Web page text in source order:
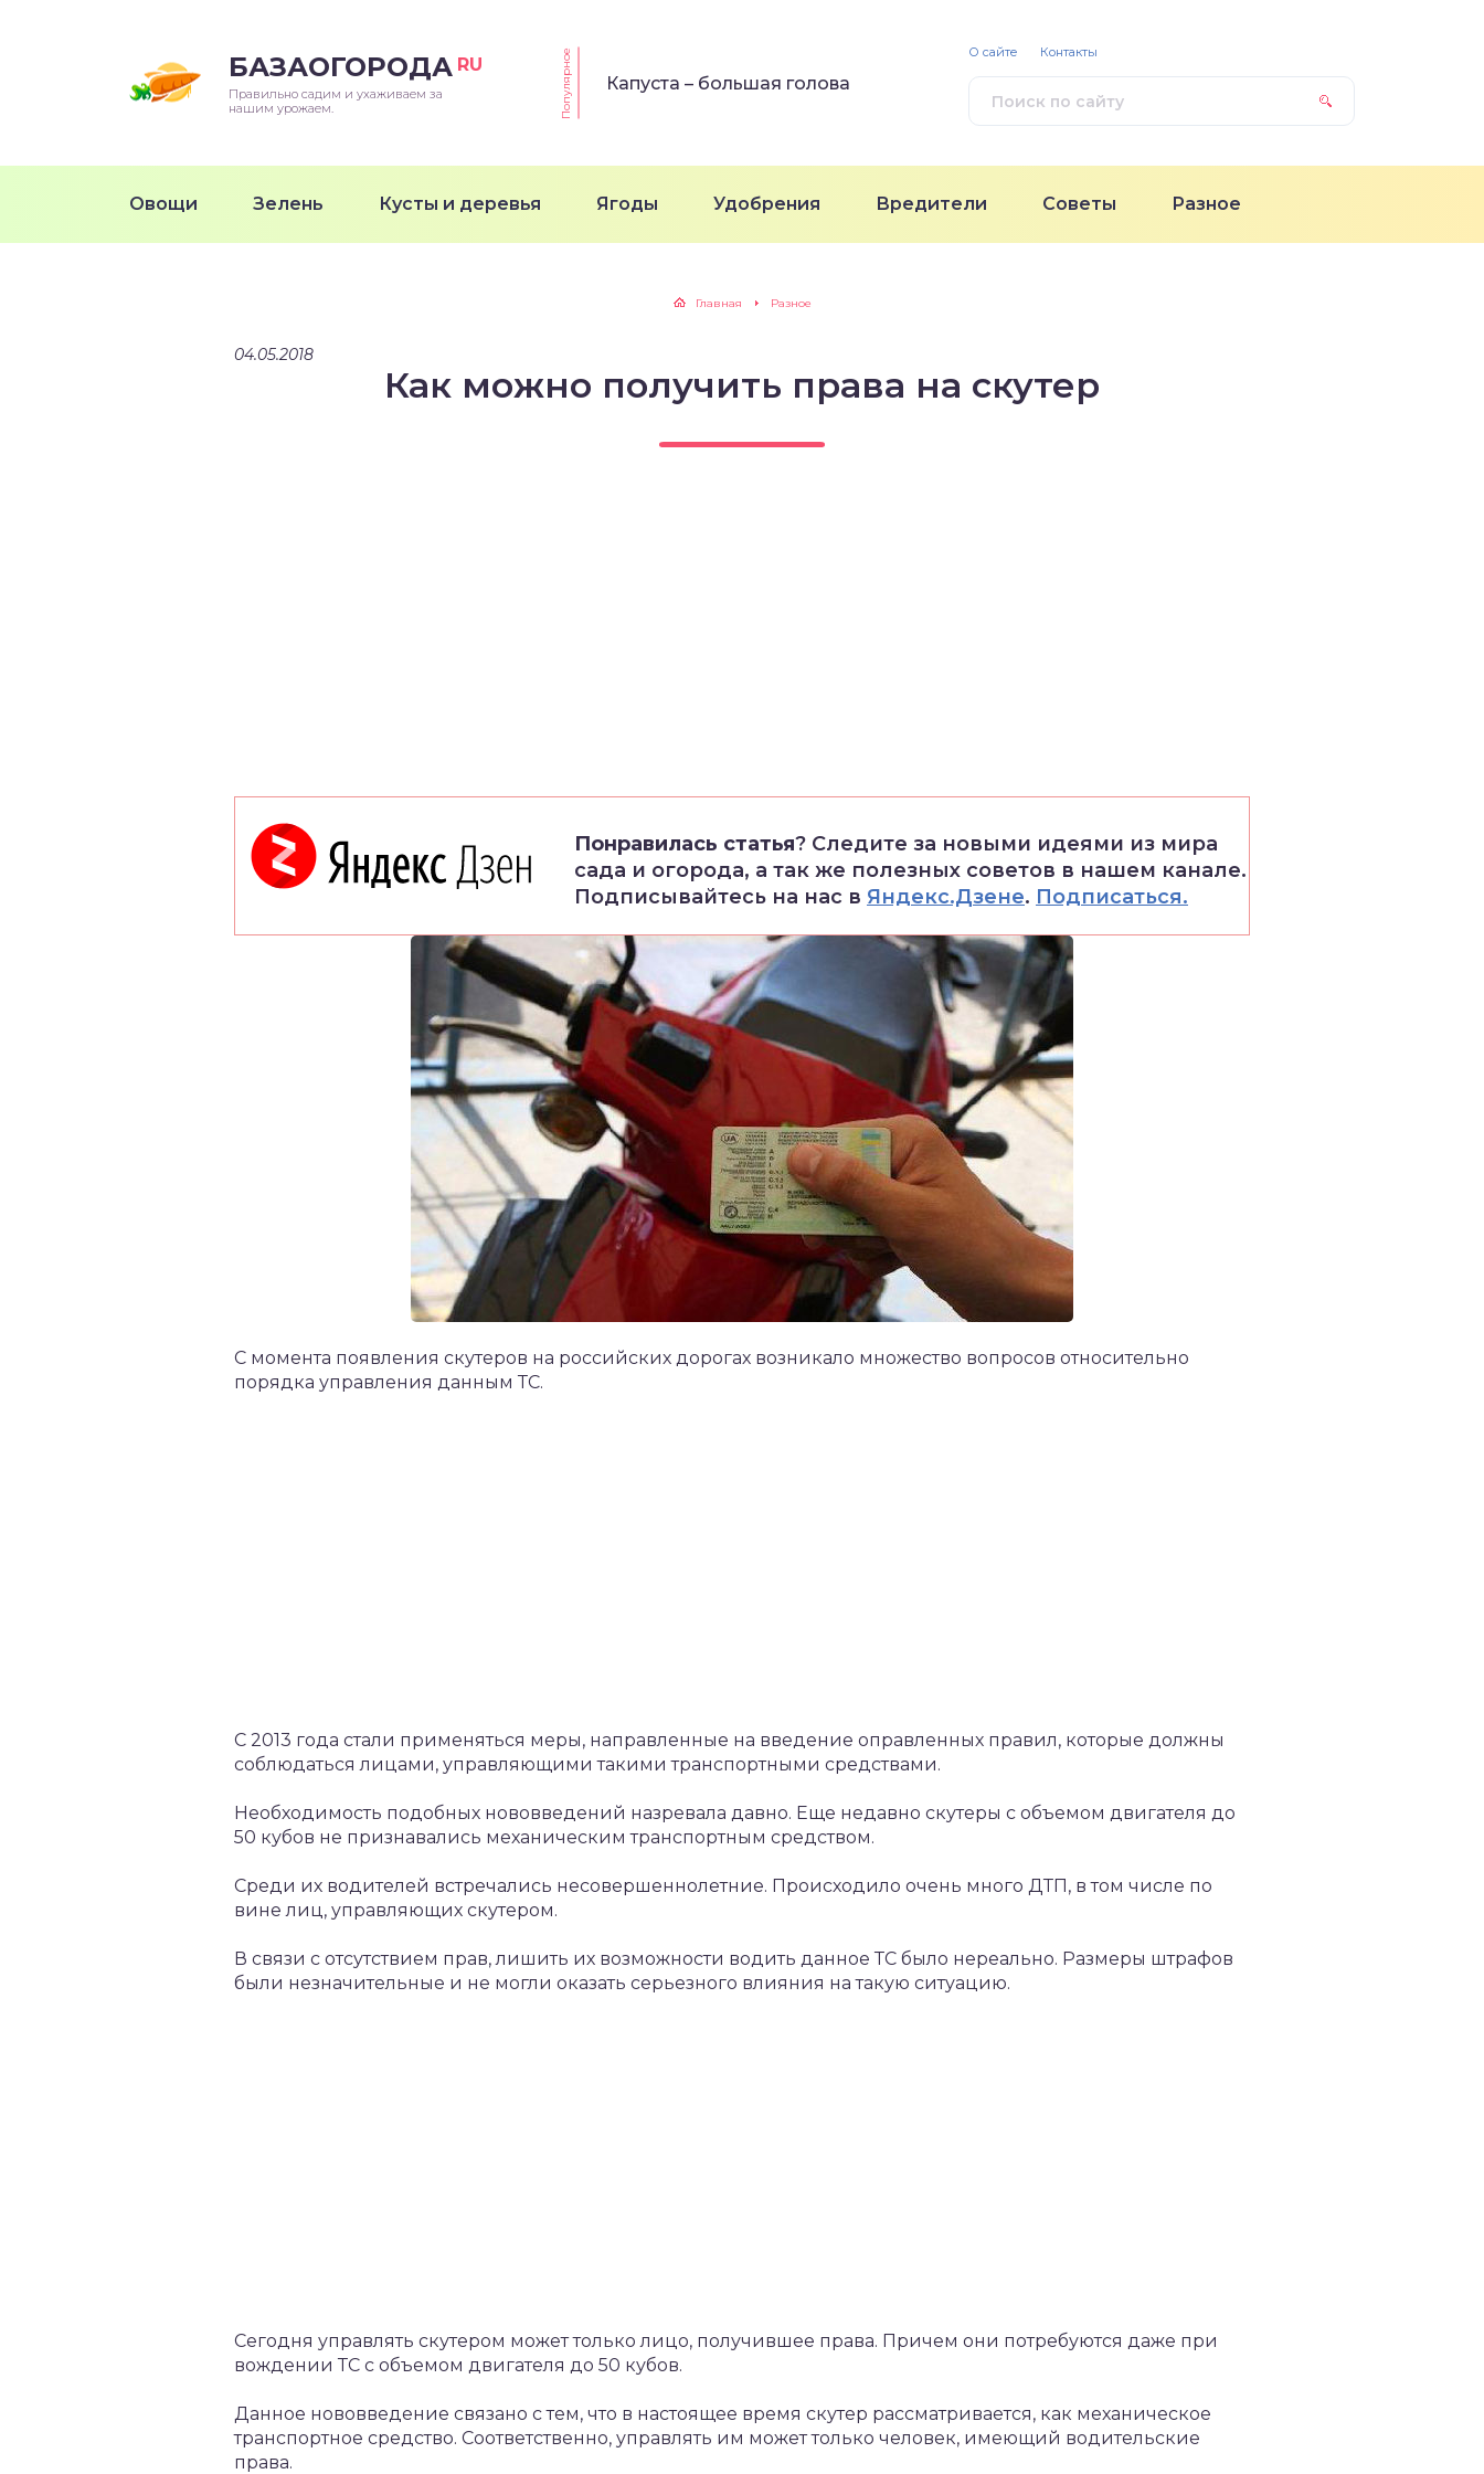
БАЗАОГОРОДА RU
Правильно садим и ухаживаем за
нашим урожаем.
Популярное Капуста – большая голова
Овощи Зелень Кусты и деревья Ягоды Удобрения Вредители Советы Разное
О сайте Контакты
Главная Разное
04.05.2018
Как можно получить права на скутер
Понравилась статья? Следите за новыми идеями из мира
сада и огорода, а так же полезных советов в нашем канале.
Подписывайтесь на нас в Яндекс.Дзене. Подписаться.
С момента появления скутеров на российских дорогах возникало множество вопросов относительно
порядка управления данным ТС.
С 2013 года стали применяться меры, направленные на введение оправленных правил, которые должны
соблюдаться лицами, управляющими такими транспортными средствами.
Необходимость подобных нововведений назревала давно. Еще недавно скутеры с объемом двигателя до
50 кубов не признавались механическим транспортным средством.
Среди их водителей встречались несовершеннолетние. Происходило очень много ДТП, в том числе по
вине лиц, управляющих скутером.
В связи с отсутствием прав, лишить их возможности водить данное ТС было нереально. Размеры штрафов
были незначительные и не могли оказать серьезного влияния на такую ситуацию.
Сегодня управлять скутером может только лицо, получившее права. Причем они потребуются даже при
вождении ТС с объемом двигателя до 50 кубов.
Данное нововведение связано с тем, что в настоящее время скутер рассматривается, как механическое
транспортное средство. Соответственно, управлять им может только человек, имеющий водительские
права.